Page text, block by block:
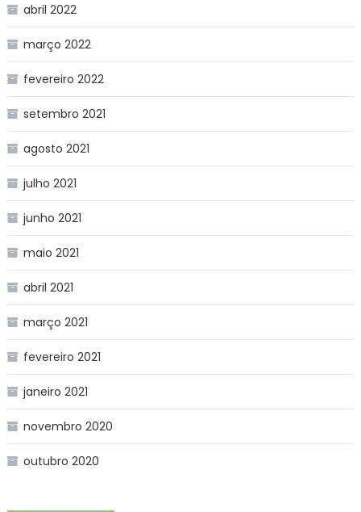
abril 2022
março 2022
fevereiro 2022
setembro 2021
agosto 2021
julho 2021
junho 2021
maio 2021
abril 2021
março 2021
fevereiro 2021
janeiro 2021
novembro 2020
outubro 2020